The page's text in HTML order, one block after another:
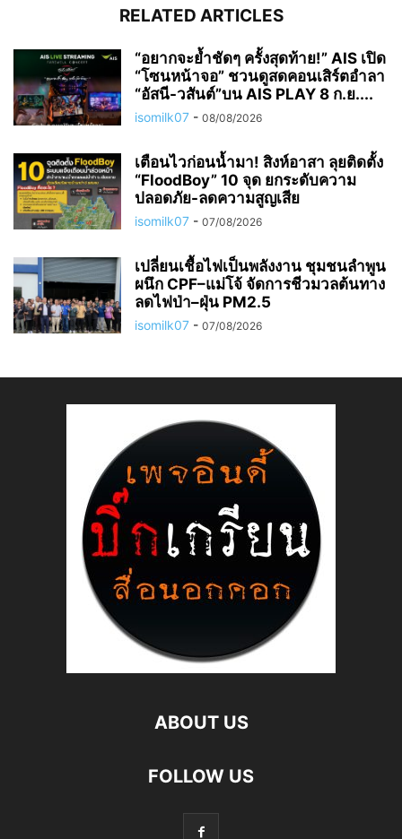
RELATED ARTICLES
“อยากจะย้ำชัดๆ ครั้งสุดท้าย!” AIS เปิด
“โซนหน้าจอ” ชวนดูสดคอนเสิร์ตอำลา
“อัสนี-วสันต์”บน AIS PLAY 8 ก.ย....
isomilk07 - 08/08/2026
เตือนไวก่อนน้ำมา! สิงห์อาสา ลุยติดตั้ง
“FloodBoy” 10 จุด ยกระดับความ
ปลอดภัย-ลดความสูญเสีย
isomilk07 - 07/08/2026
เปลี่ยนเชื้อไฟเป็นพลังงาน ชุมชนลำพูน
ผนึก CPF–แม่โจ้ จัดการชีวมวลต้นทาง
ลดไฟป่า–ฝุ่น PM2.5
isomilk07 - 07/08/2026
ABOUT US
FOLLOW US